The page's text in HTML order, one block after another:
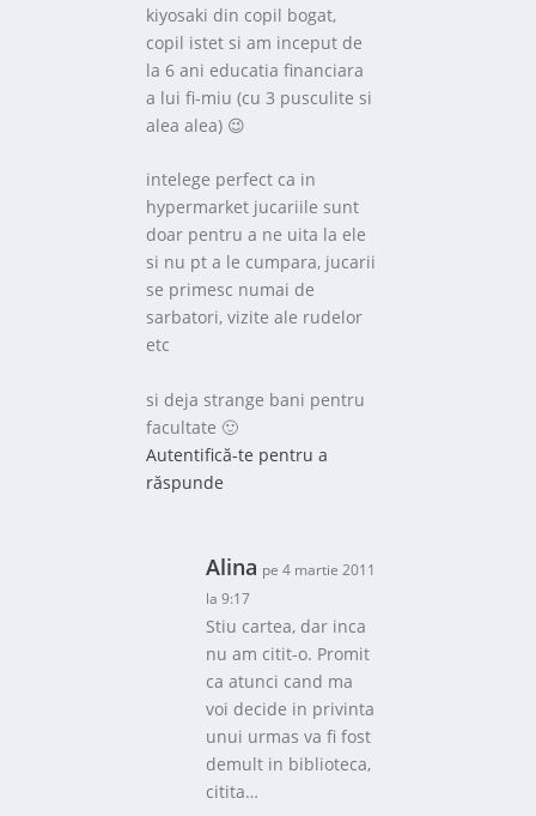
kiyosaki din copil bogat,
copil istet si am inceput de
la 6 ani educatia financiara
a lui fi-miu (cu 3 pusculite si
alea alea) 😉
intelege perfect ca in
hypermarket jucariile sunt
doar pentru a ne uita la ele
si nu pt a le cumpara, jucarii
se primesc numai de
sarbatori, vizite ale rudelor
etc
si deja strange bani pentru
facultate 🙂
Autentifică-te pentru a
răspunde
Alina pe 4 martie 2011
la 9:17
Stiu cartea, dar inca
nu am citit-o. Promit
ca atunci cand ma
voi decide in privinta
unui urmas va fi fost
demult in biblioteca,
citita…